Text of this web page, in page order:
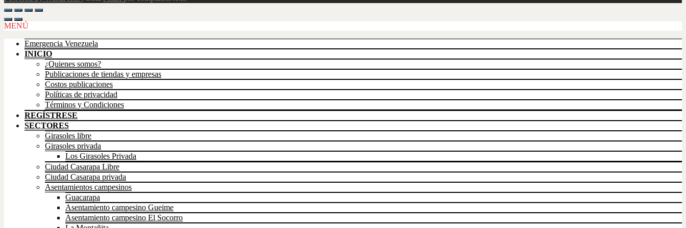
Scroll
Up
MENÚ
Emergencia Venezuela
INICIO
¿Quienes somos?
Publicaciones de tiendas y empresas
Costos publicaciones
Políticas de privacidad
Términos y Condiciones
REGÍSTRESE
SECTORES
Girasoles libre
Girasoles privada
Los Girasoles Privada
Ciudad Casarapa Libre
Ciudad Casarapa privada
Asentamientos campesinos
Guacarapa
Asentamiento campesino Gueime
Asentamiento campesino El Socorro